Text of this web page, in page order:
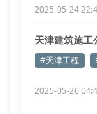
2025-05-24
天津建筑施工
#天津工程
2025-05-26